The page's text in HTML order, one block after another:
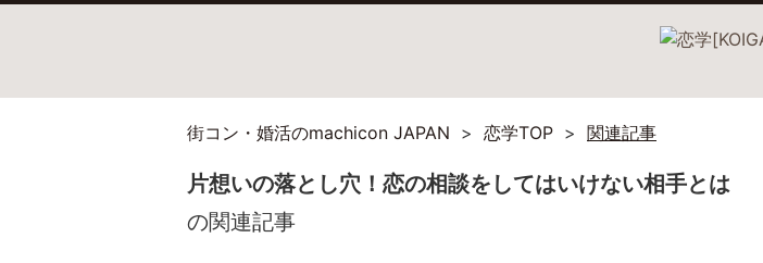
街コン・婚活のmachicon JAPAN 恋学TOP 関連記事
片想いの落とし穴！恋の相談をしてはいけない相手とは
の関連記事